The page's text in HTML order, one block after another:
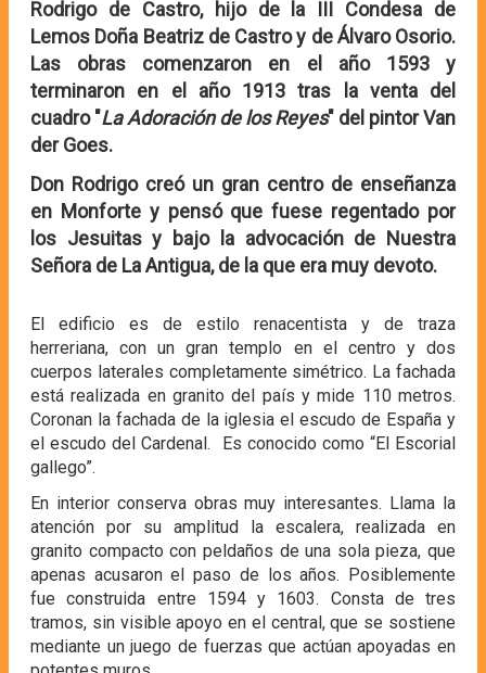
Rodrigo de Castro, hijo de la III Condesa de
Lemos Doña Beatriz de Castro y de Álvaro Osorio.
Las obras comenzaron en el año 1593 y
terminaron en el año 1913 tras la venta del
cuadro "La Adoración de los Reyes" del pintor Van
der Goes.
Don Rodrigo creó un gran centro de enseñanza
en Monforte y pensó que fuese regentado por
los Jesuitas y bajo la advocación de Nuestra
Señora de La Antigua, de la que era muy devoto.
El edificio es de estilo renacentista y de traza
herreriana, con un gran templo en el centro y dos
cuerpos laterales completamente simétrico. La fachada
está realizada en granito del país y mide 110 metros.
Coronan la fachada de la iglesia el escudo de España y
el escudo del Cardenal. Es conocido como “El Escorial
gallego”.
En interior conserva obras muy interesantes. Llama la
atención por su amplitud la escalera, realizada en
granito compacto con peldaños de una sola pieza, que
apenas acusaron el paso de los años. Posiblemente
fue construida entre 1594 y 1603. Consta de tres
tramos, sin visible apoyo en el central, que se sostiene
mediante un juego de fuerzas que actúan apoyadas en